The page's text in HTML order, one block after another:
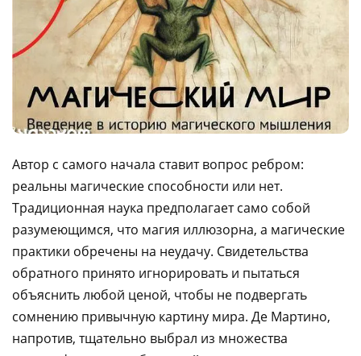
Автор с самого начала ставит вопрос ребром:
реальны магические способности или нет.
Традиционная наука предполагает само собой
разумеющимся, что магия иллюзорна, а магические
практики обречены на неудачу. Свидетельства
обратного принято игнорировать и пытаться
объяснить любой ценой, чтобы не подвергать
сомнению привычную картину мира. Де Мартино,
напротив, тщательно выбрал из множества